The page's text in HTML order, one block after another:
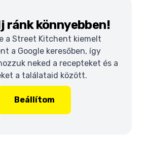
ránk könnyebben!
a Street Kitchent kiemelt
a Google keresőben, így
neked a recepteket és a
a találataid között.
Beállítom